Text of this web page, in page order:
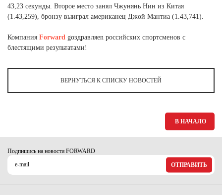
Ямало-Ненецкий автономный округ (1)
43,23 секунды. Второе место занял Чжунянь Нин из Китая
(1.43,259), бронзу выиграл американец Джой Мантиа (1.43,741).
Компания Forward gоздравляеn российских спортсменов с
блестящими результатами!
ВЕРНУТЬСЯ К СПИСКУ НОВОСТЕЙ
В НАЧАЛО
Подпишись на новости FORWARD
ОТПРАВИТЬ